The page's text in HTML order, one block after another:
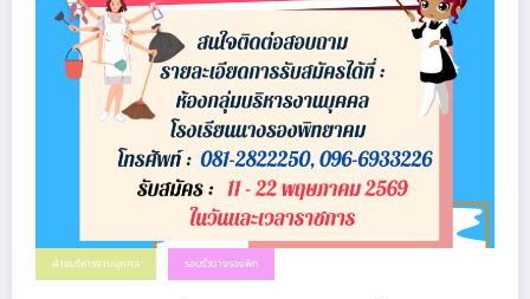
ฝ่ายบริหารงานบุคคล รอบรั้วนางรองพิท